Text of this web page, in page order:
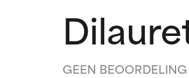
GEEN BEOORDELING